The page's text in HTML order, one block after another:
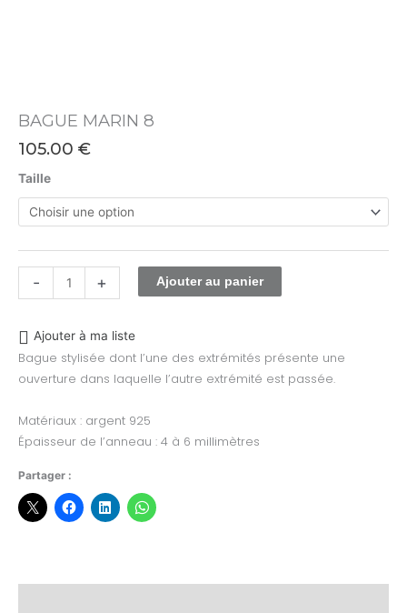
BAGUE MARIN 8
105.00 €
Taille
- + Ajouter au panier
Ajouter à ma liste
Bague stylisée dont l’une des extrémités présente une
ouverture dans laquelle l’autre extrémité est passée.
Matériaux : argent 925
Épaisseur de l’anneau : 4 à 6 millimètres
Partager :